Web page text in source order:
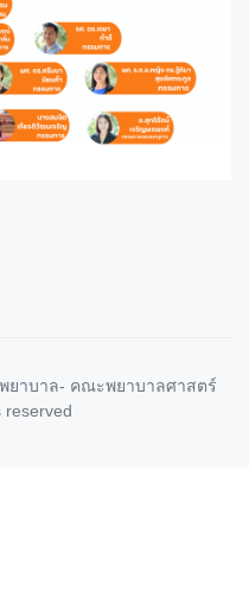
ยาบาล- คณะพยาบาลศาสตร์
reserved